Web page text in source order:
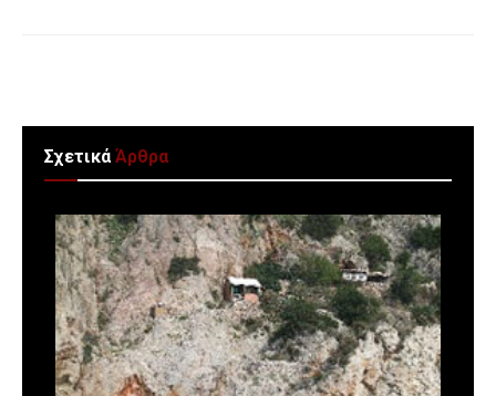
ΣχετικάΆρθρα